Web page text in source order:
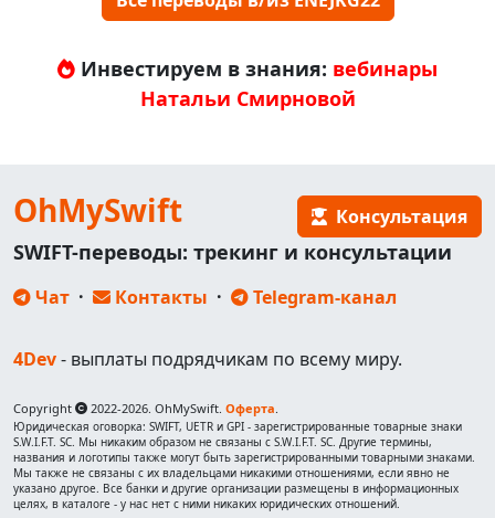
Инвестируем в знания: вебинары
Натальи Смирновой
OhMySwift Консультация
SWIFT-переводы: трекинг и консультации
Чат · Контакты · Telegram-канал
4Dev- выплаты подрядчикам по всему миру.
Copyright 2022-2026. OhMySwift. Оферта.
Юридическая оговорка: SWIFT, UETR и GPI - зарегистрированные товарные знаки
S.W.I.F.T. SC. Мы никаким образом не связаны с S.W.I.F.T. SC. Другие термины,
названия и логотипы также могут быть зарегистрированными товарными знаками.
Мы также не связаны с их владельцами никакими отношениями, если явно не
указано другое. Все банки и другие организации размещены в информационных
целях, в каталоге - у нас нет с ними никаких юридических отношений.